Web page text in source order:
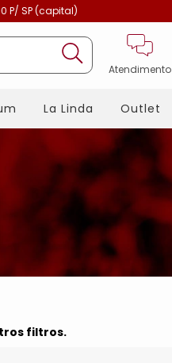
P/ SP (capital)
Atendimento
La Linda Outlet
filtros.